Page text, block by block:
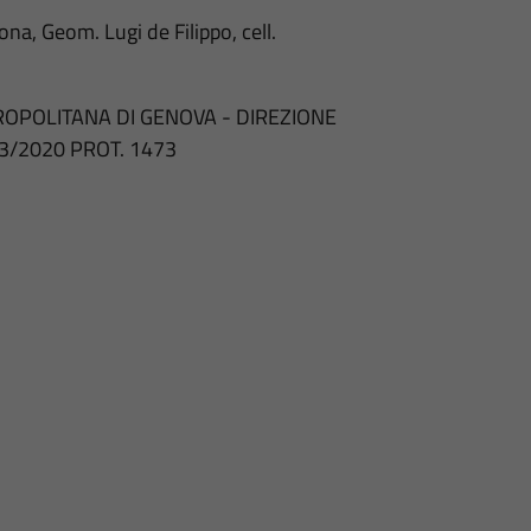
Geom. Lugi de Filippo, cell.
DI GENOVA - DIREZIONE
2020 PROT. 1473